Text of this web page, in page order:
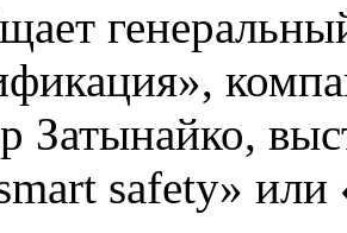
Затынайко,
safety» или